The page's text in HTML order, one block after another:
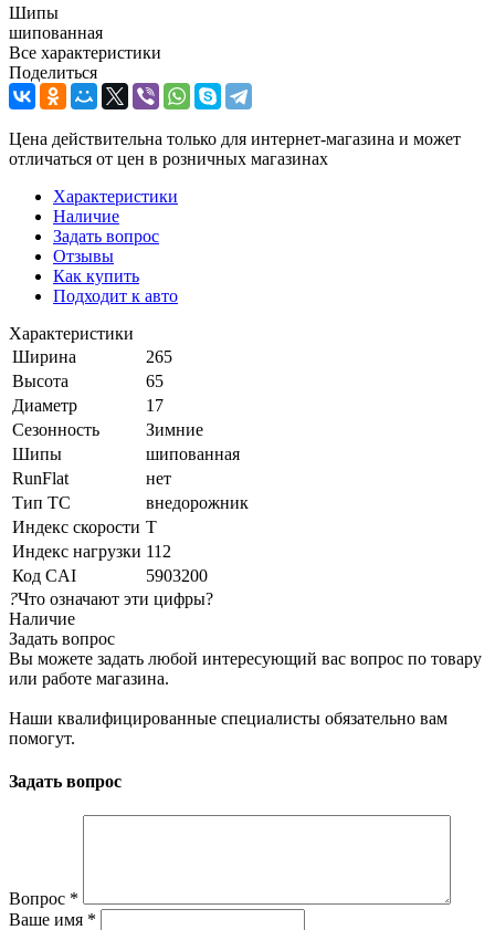
Шипы
шипованная
Все характеристики
Поделиться
Цена действительна только для интернет-магазина и может
отличаться от цен в розничных магазинах
Характеристики
Наличие
Задать вопрос
Отзывы
Как купить
Подходит к авто
Характеристики
Ширина
265
Высота
65
Диаметр
17
Сезонность
Зимние
Шипы
шипованная
RunFlat
нет
Тип ТС
внедорожник
Индекс скорости T
Индекс нагрузки 112
Код CAI
5903200
?Что означают эти цифры?
Наличие
Задать вопрос
Вы можете задать любой интересующий вас вопрос по товару
или работе магазина.
Наши квалифицированные специалисты обязательно вам
помогут.
Задать вопрос
Вопрос *
Ваше имя *